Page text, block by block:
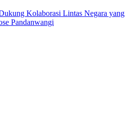
Kolaborasi Lintas Negara yang
Pandanwangi